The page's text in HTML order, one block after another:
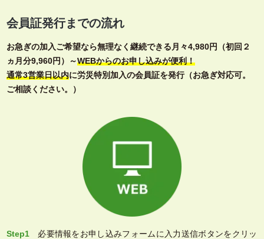
会員証発行までの流れ
お急ぎの加入ご希望なら無理なく継続できる月々4,980円（初回２
ヵ月分9,960円）～WEBからのお申し込みが便利！
通常3営業日以内に労災特別加入の会員証を発行（お急ぎ対応可。
ご相談ください。）
Step1
必要情報をお申し込みフォームに入力送信ボタンをクリッ